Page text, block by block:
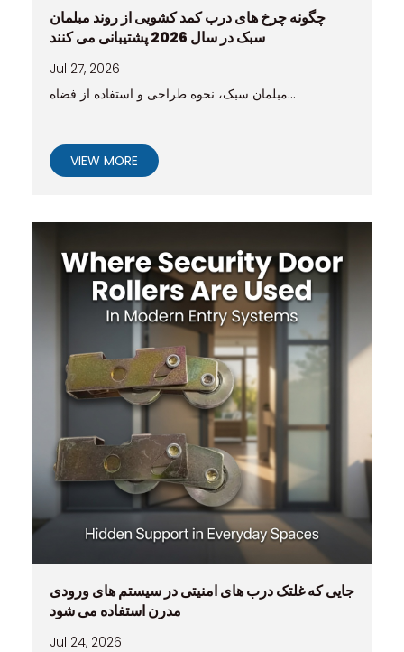
چگونه چرخ های درب کمد کشویی از روند مبلمان
سبک در سال 2026 پشتیبانی می کنند
Jul 27, 2026
مبلمان سبک، نحوه طراحی و استفاده از فضاه...
VIEW MORE
جایی که غلتک درب های امنیتی در سیستم های ورودی
مدرن استفاده می شود
Jul 24, 2026